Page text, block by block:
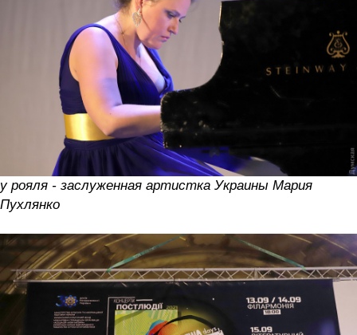
у рояля - заслуженная артистка Украины Мария
Пухлянко